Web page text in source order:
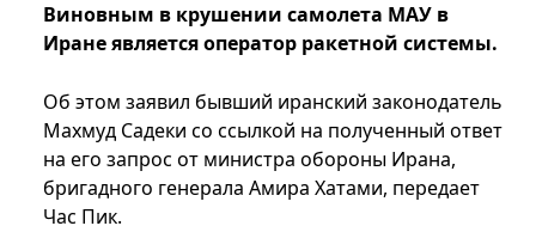
Виновным в крушении самолета МАУ в
Иране является оператор ракетной системы.
Об этом заявил бывший иранский законодатель
Махмуд Садеки со ссылкой на полученный ответ
на его запрос от министра обороны Ирана,
бригадного генерала Амира Хатами, передает
Час Пик.